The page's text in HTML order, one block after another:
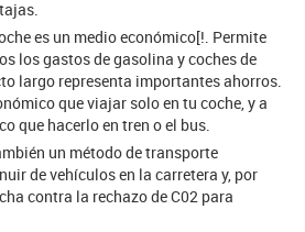
es un medio económico[!. Permite
los gastos de gasolina y coches de
largo representa importantes ahorros.
que viajar solo en tu coche, y a
que hacerlo en tren o el bus.
un método de transporte
de vehículos en la carretera y, por
contra la rechazo de C02 para